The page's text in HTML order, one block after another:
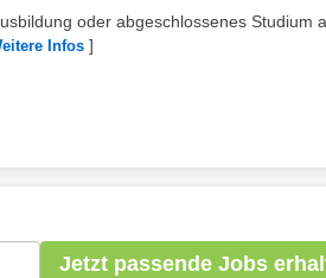
oder abgeschlossenes Studium
Infos ]
Jetzt passende Jobs